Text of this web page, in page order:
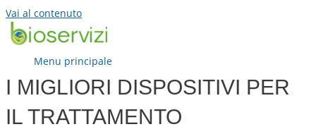
Vai al contenuto
Menu principale
I MIGLIORI DISPOSITIVI PER
IL TRATTAMENTO